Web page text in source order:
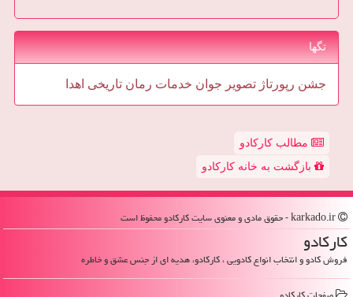
تگها
جشن رپورتاژ تصویر جوان خدمات رمان تاریخی اهدا
مطالب کارکادو
بازگشت به خانه کارکادو
كاركادو
فروش کادو و انتخاب انواع کادویی ، کارکادو، هدیه ای از جنس عشق و خاطره